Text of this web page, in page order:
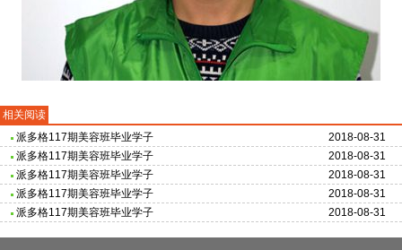
相关阅读
2018-08-31
派多格117期美容班毕业学子
2018-08-31
派多格117期美容班毕业学子
2018-08-31
派多格117期美容班毕业学子
2018-08-31
派多格117期美容班毕业学子
2018-08-31
派多格117期美容班毕业学子